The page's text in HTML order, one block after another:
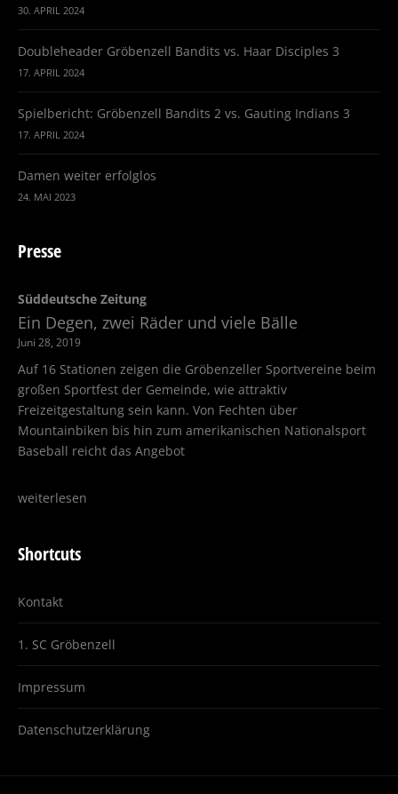
30. APRIL 2024
Doubleheader Gröbenzell Bandits vs. Haar Disciples 3
17. APRIL 2024
Spielbericht: Gröbenzell Bandits 2 vs. Gauting Indians 3
17. APRIL 2024
Damen weiter erfolglos
24. MAI 2023
Presse
Juni 28, 2019
Süddeutsche Zeitung
Ein Degen, zwei Räder und viele Bälle
Auf 16 Stationen zeigen die Gröbenzeller Sportvereine beim
großen Sportfest der Gemeinde, wie attraktiv
Freizeitgestaltung sein kann. Von Fechten über
Mountainbiken bis hin zum amerikanischen Nationalsport
Baseball reicht das Angebot
weiterlesen
Shortcuts
Kontakt
1. SC Gröbenzell
Impressum
Datenschutzerklärung